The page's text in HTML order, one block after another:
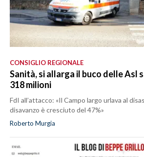
CONSIGLIO REGIONALE
Sanità, si allarga il buco delle Asl
318 milioni
FdI all’attacco: «Il Campo largo urlava al
disavanzo è cresciuto del 47%»
Roberto Murgia